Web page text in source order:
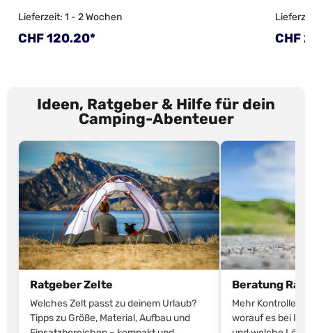
Lieferzeit: 1 - 2 Wochen
Regulärer Preis:
CHF 120.20* CHF
Ideen, Ratgeber & Hilfe für dein
Camping-Abenteuer
Ratgeber Zelte
Welches Zelt passt zu deinem Urlaub?
Tipps zu Größe, Material, Aufbau und
Beratung
Mehr Kontrolle
worauf es bei